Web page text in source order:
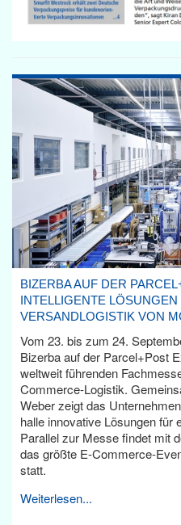
BIZERBA AUF DER
INTELLIGENTE LÖSUNGEN
VERSANDLOGISTIK VON
Vom 23. bis zum 24.
Bizerba auf der Parcel+Post
weltweit führenden
Commerce-Logistik.
Weber zeigt das
halle innovative Lösungen für
Parallel zur Messe findet mit
das größte E-Commerce-
statt.
Weiterlesen...